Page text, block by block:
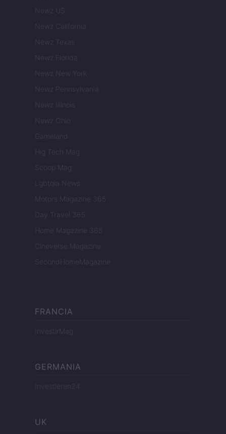
Newz US
Newz California
Newz Texas
Newz Florida
Newz New York
Newz Pennsylvania
Newz Illinois
Newz Ohio
Gameland
Hig Tech Mag
Scoop Mag
Lgbtqia News
Motors Magazine 365
Day Travel 365
Home Magazine 365
Cineverse Magazine
SecondHomeMagazine
FRANCIA
InvestirMag
GERMANIA
Investieren24
UK